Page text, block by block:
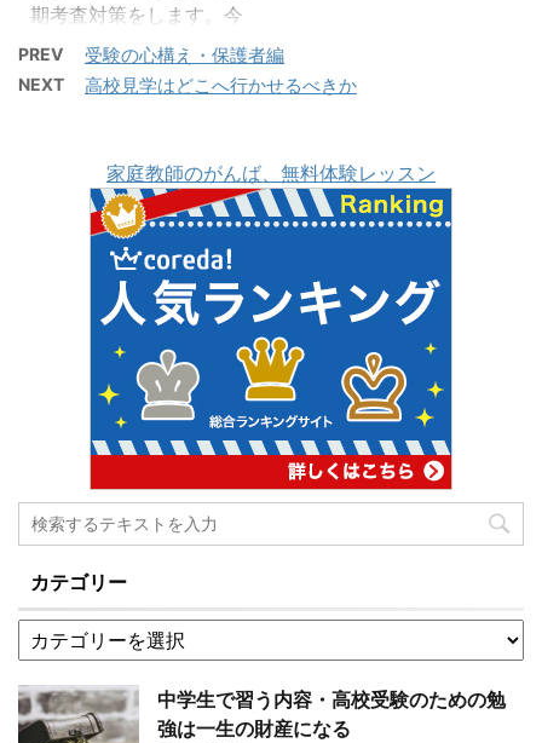
期考査対策をします。今
回は英語について書いて
いきます。現在では前
期、後期の二期制になっ
が、三期制の学校では6
月末～7月初めにかけて
テストがあります。 一般
的な範囲の対策となりま
すのでご期待に添えない
場合もあります。 もくじ
1 現在完了が本格的に範
囲1.1 不規則動詞の過去分
詞形を覚える1.2 単語を
覚えたら次は熟語2 教科
書の全文和訳にチャレン
3 最後に 現在完了が本格
的に範囲 中間テストで
たりがメインテーマに ...
PREV 受験の心構え・保護者編
NEXT 高校見学はどこへ行かせるべきか
家庭教師のがんば、無料体験レッスン
カテゴリー
中学生で習う内容・高校受験のための勉
強は一生の財産になる